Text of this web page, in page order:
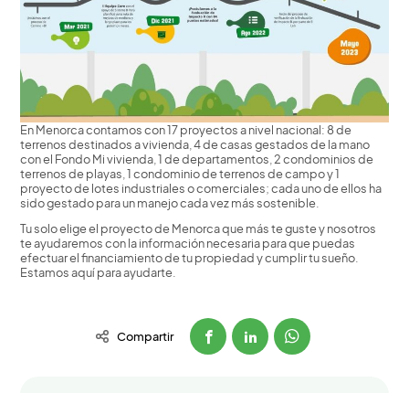
En Menorca contamos con 17 proyectos a nivel nacional: 8 de
terrenos destinados a vivienda, 4 de casas gestados de la mano
con el Fondo Mi vivienda, 1 de departamentos, 2 condominios de
terrenos de playas, 1 condominio de terrenos de campo y 1
proyecto de lotes industriales o comerciales; cada uno de ellos ha
sido gestado para un manejo cada vez más sostenible.
Tu solo elige el proyecto de Menorca que más te guste y nosotros
te ayudaremos con la información necesaria para que puedas
efectuar el financiamiento de tu propiedad y cumplir tu sueño.
Estamos aquí para ayudarte.
Compartir